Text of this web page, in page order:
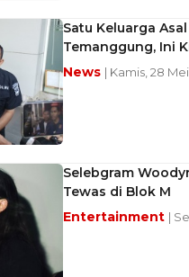
Satu Keluarga
Temanggung, Ini
News | Kamis, 28
Selebgram
Tewas di Blok M
Entertainment |